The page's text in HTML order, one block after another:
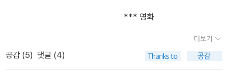
다. 김병완 작가도 회사를 때려치고 독서를 하기 시작한 때, 그 독서
수준이 내 후레쉬맨 시절과 거의 같았다. 그런데, 그는 이런 시행착오
를 아주 단번에 뛰어넘어 3년에 1만 권이란다. 자기 고백은 9천 몇백
더보기
공감 (5) 댓글 (4)